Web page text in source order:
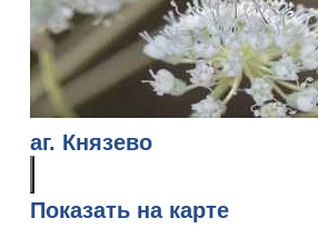
аг. Князево
Показать на карте